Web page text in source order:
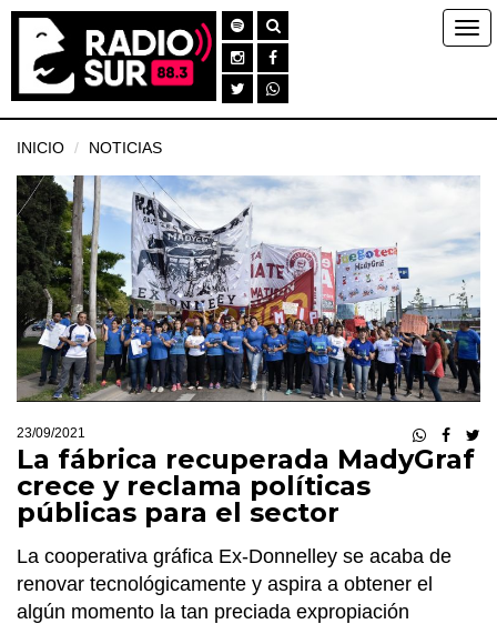
INICIO NOTICIAS
23/09/2021
La fábrica recuperada MadyGraf
crece y reclama políticas
públicas para el sector
La cooperativa gráfica Ex-Donnelley se acaba de
renovar tecnológicamente y aspira a obtener el
algún momento la tan preciada expropiación